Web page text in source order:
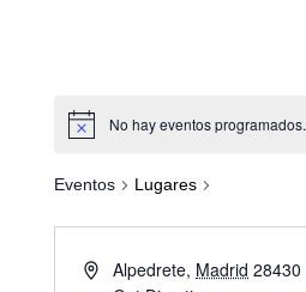
No hay eventos programados.
Eventos Lugares
Alpedrete, Madrid 28430